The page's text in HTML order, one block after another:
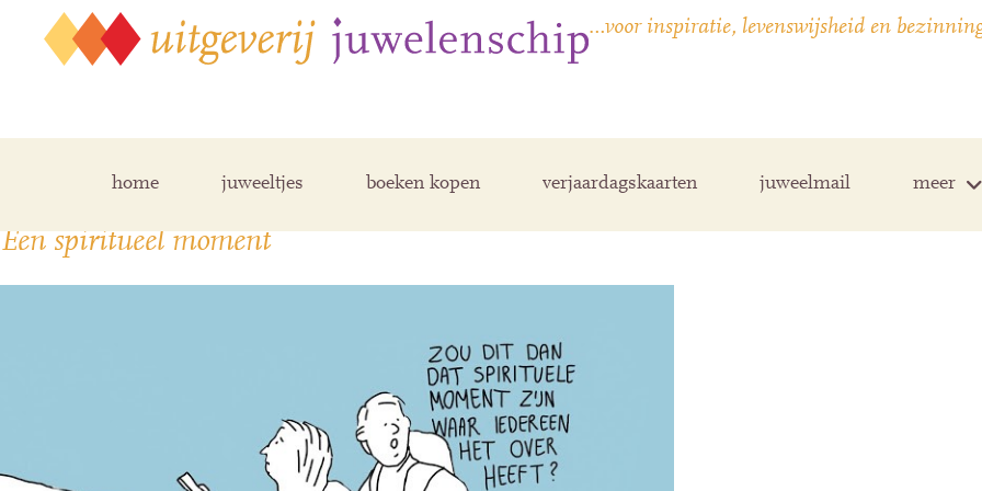
…voor inspiratie, levenswijsheid en
home juweeltjes boeken kopen verjaardagskaarten juweelmail meer
Archive for juni, 2017
Een spiritueel moment